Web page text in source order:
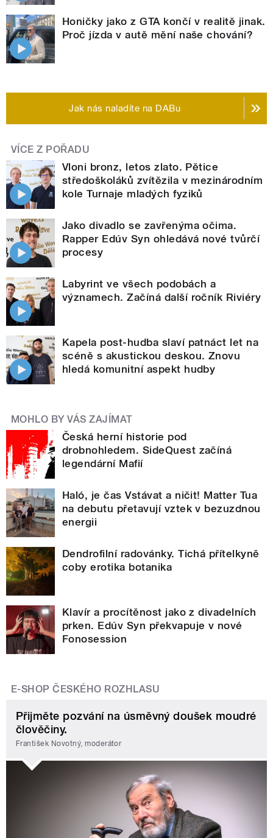
Honičky jako z GTA končí v realitě jinak.
Proč jízda v autě mění naše chování?
Jak nás naladíte na DABu
VÍCE Z POŘADU
Vloni bronz, letos zlato. Pětice
středoškoláků zvítězila v mezinárodním
kole Turnaje mladých fyziků
Jako divadlo se zavřenýma očima.
Rapper Edúv Syn ohledává nové tvůrčí
procesy
Labyrint ve všech podobách a
významech. Začíná další ročník Riviéry
Kapela post-hudba slaví patnáct let na
scéně s akustickou deskou. Znovu
hledá komunitní aspekt hudby
MOHLO BY VÁS ZAJÍMAT
Česká herní historie pod
drobnohledem. SideQuest začíná
legendární Mafií
Haló, je čas Vstávat a ničit! Matter Tua
na debutu přetavují vztek v bezuzdnou
energii
Dendrofilní radovánky. Tichá přítelkyně
coby erotika botanika
Klavír a procítěnost jako z divadelních
prken. Edúv Syn překvapuje v nové
Fonosession
E-SHOP ČESKÉHO ROZHLASU
Přijměte pozvání na úsměvný doušek moudré
člověčiny.
František Novotný, moderátor